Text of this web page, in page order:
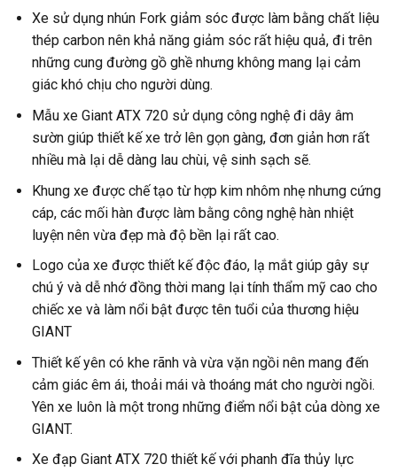
Xe sử dụng nhún Fork giảm sóc được làm bằng chất liệu
thép carbon nên khả năng giảm sóc rất hiệu quả, đi trên
những cung đường gồ ghề nhưng không mang lại cảm
giác khó chịu cho người dùng.
Mẫu xe Giant ATX 720 sử dụng công nghệ đi dây âm
sườn giúp thiết kế xe trở lên gọn gàng, đơn giản hơn rất
nhiều mà lại dễ dàng lau chùi, vệ sinh sạch sẽ.
Khung xe được chế tạo từ hợp kim nhôm nhẹ nhưng cứng
cáp, các mối hàn được làm bằng công nghệ hàn nhiệt
luyện nên vừa đẹp mà độ bền lại rất cao.
Logo của xe được thiết kế độc đáo, lạ mắt giúp gây sự
chú ý và dễ nhớ đồng thời mang lại tính thẩm mỹ cao cho
chiếc xe và làm nổi bật được tên tuổi của thương hiệu
GIANT
Thiết kế yên có khe rãnh và vừa vặn ngồi nên mang đến
cảm giác êm ái, thoải mái và thoáng mát cho người ngồi.
Yên xe luôn là một trong những điểm nổi bật của dòng xe
GIANT.
Xe đạp Giant ATX 720 thiết kế với phanh đĩa thủy lực